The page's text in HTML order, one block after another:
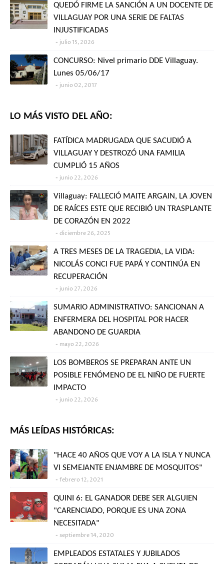
QUEDÓ FIRME LA SANCIÓN A UN DOCENTE DE
VILLAGUAY POR UNA SERIE DE FALTAS
INJUSTIFICADAS
julio 15, 2026
CONCURSO: Nivel primario DDE Villaguay.
Lunes 05/06/17
junio 02, 2017
LO MÁS VISTO DEL AÑO:
FATÍDICA MADRUGADA QUE SACUDIÓ A
VILLAGUAY Y DESTROZÓ UNA FAMILIA
CUMPLIÓ 15 AÑOS
junio 22, 2026
Villaguay: FALLECIÓ MAITE ARGAIN, LA JOVEN
DE RAÍCES ESTE QUE RECIBIÓ UN TRASPLANTE
DE CORAZÓN EN 2022
diciembre 26, 2025
A TRES MESES DE LA TRAGEDIA, LA VIDA:
NICOLÁS CONCI FUE PAPÁ Y CONTINÚA EN
RECUPERACIÓN
junio 27, 2026
SUMARIO ADMINISTRATIVO: SANCIONAN A
ENFERMERA DEL HOSPITAL POR HACER
ABANDONO DE GUARDIA
mayo 22, 2026
LOS BOMBEROS SE PREPARAN ANTE UN
POSIBLE FENÓMENO DE EL NIÑO DE FUERTE
IMPACTO
junio 22, 2026
MÁS LEÍDAS HISTÓRICAS:
"HACE 40 AÑOS QUE VOY A LA ISLA Y NUNCA
VI SEMEJANTE ENJAMBRE DE MOSQUITOS"
febrero 12, 2021
QUINI 6: EL GANADOR DEBE SER ALGUIEN
"CARENCIADO, PORQUE ES UNA ZONA
NECESITADA"
septiembre 14, 2020
EMPLEADOS ESTATALES Y JUBILADOS